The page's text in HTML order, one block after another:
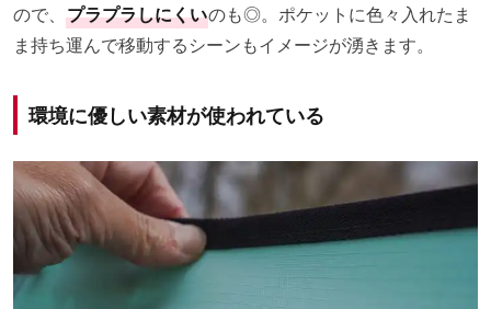
ので、 プラプラしにくいのも◎。ポケットに色々入れたま
ま持ち運んで移動するシーンもイメージが湧きます。
環境に優しい素材が使われている